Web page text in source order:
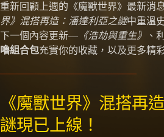
重新回顧上週的《魔獸世界》最新消
界》混搭再造：潘達利亞之謎中重溫
下一個內容更新— 《浩劫與重生》 、
嚕組合包充實你的收藏，以及更多精
《魔獸世界》混搭再
謎現已上線！